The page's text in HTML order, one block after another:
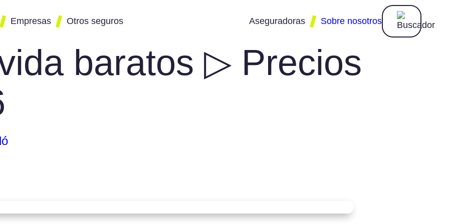
Empresas
de seguros
de vida para
de vida
para empresas de
para
Otros seguros
Seguro de hogar
Seguro para patinetes
Eléctricos
Aseguradoras
Almudena
Adeslas
Aegon
Generali
Sobre nosotros
baratos ▷ Precios